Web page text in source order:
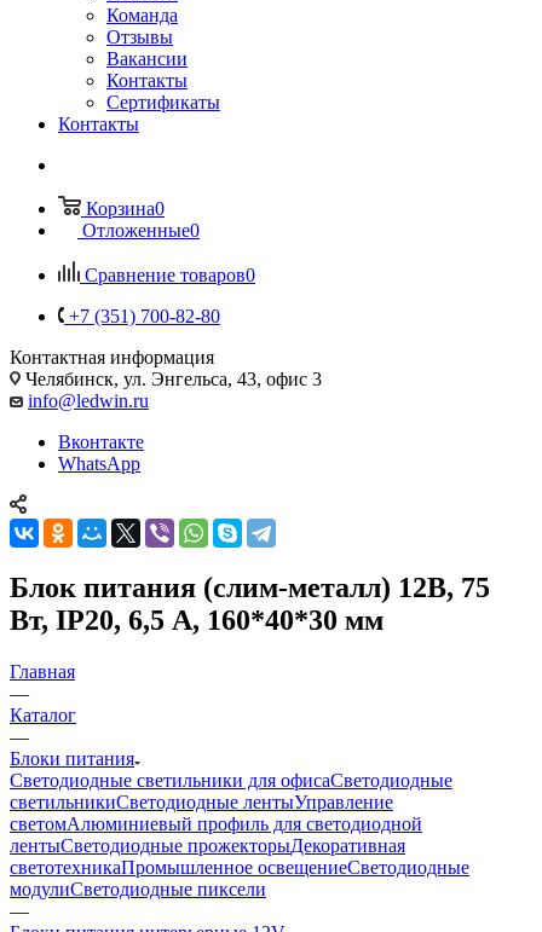
Команда
Отзывы
Вакансии
Контакты
Сертификаты
Контакты
Корзина0
Отложенные0
Сравнение товаров0
+7 (351) 700-82-80
Контактная информация
Челябинск, ул. Энгельса, 43, офис 3
info@ledwin.ru
Вконтакте
WhatsApp
Блок питания (слим-металл) 12В, 75
Вт, IP20, 6,5 А, 160*40*30 мм
Главная
—
Каталог
—
Блоки питания
Светодиодные светильники для офисаСветодиодные
светильникиСветодиодные лентыУправление
светомАлюминиевый профиль для светодиодной
лентыСветодиодные прожекторыДекоративная
светотехникаПромышленное освещениеСветодиодные
модулиСветодиодные пиксели
—